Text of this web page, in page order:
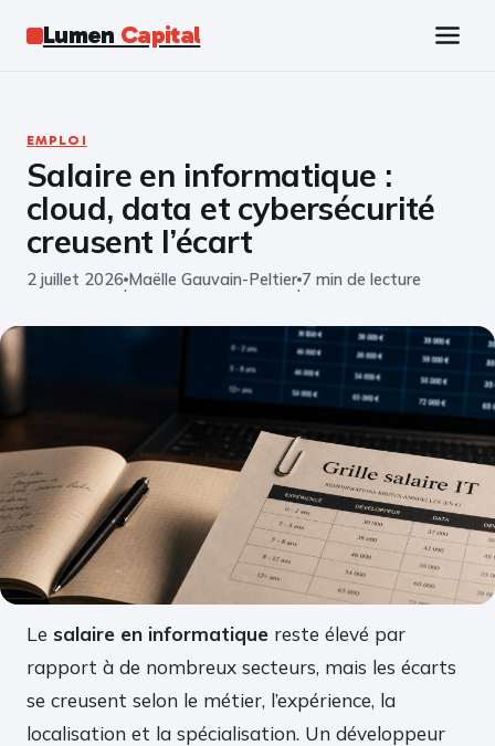
Lumen Capital
Business
Marketing
EMPLOI
Salaire en informatique :
cloud, data et cybersécurité
creusent l’écart
2 juillet 2026
·
Maëlle Gauvain-Peltier
·
7 min de lecture
Le salaire en informatique reste élevé par
rapport à de nombreux secteurs, mais les écarts
se creusent selon le métier, l’expérience, la
localisation et la spécialisation. Un développeur